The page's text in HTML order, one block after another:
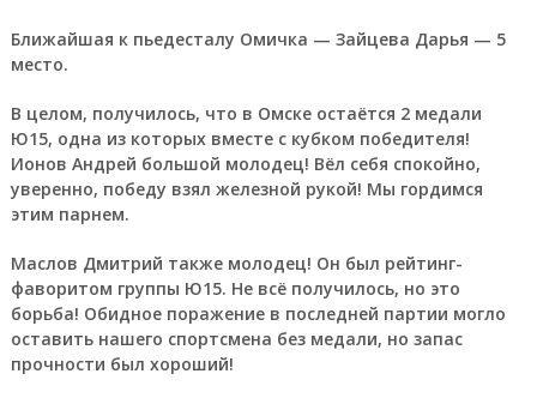
Ближайшая к пьедесталу Омичка — Зайцева Дарья — 5
место.
В целом, получилось, что в Омске остаётся 2 медали
Ю15, одна из которых вместе с кубком победителя!
Ионов Андрей большой молодец! Вёл себя спокойно,
уверенно, победу взял железной рукой! Мы гордимся
этим парнем.
Маслов Дмитрий также молодец! Он был рейтинг-
фаворитом группы Ю15. Не всё получилось, но это
борьба! Обидное поражение в последней партии могло
оставить нашего спортсмена без медали, но запас
прочности был хороший!